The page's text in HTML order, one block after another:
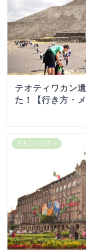
テオティワカン
た！【行き方・
メキシコシティ